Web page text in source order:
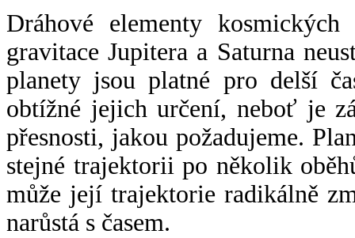
Dráhové elementy
gravitace Jupitera a Saturna
planety jsou platné pro delší
obtížné jejich určení, neboť je
přesnosti, jakou požadujeme.
stejné trajektorii po několik
může její trajektorie radikálně
narůstá s časem.